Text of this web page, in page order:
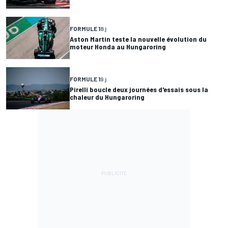
FORMULE 18 j
Aston Martin teste la nouvelle évolution du
moteur Honda au Hungaroring
FORMULE 19 j
Pirelli boucle deux journées d'essais sous la
chaleur du Hungaroring